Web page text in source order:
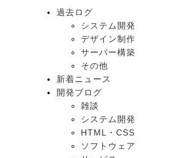
過去ログ
システム開発
デザイン制作
サーバー構築
その他
新着ニュース
開発ブログ
雑談
システム開発
HTML・CSS
ソフトウェア